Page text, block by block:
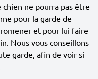
ne pourra pas être
pour la garde de
et pour lui faire
Nous vous conseillons
garde, afin de voir si